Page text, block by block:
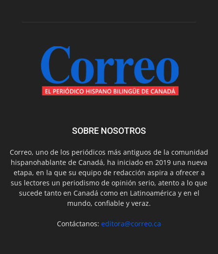
SOBRE NOSOTROS
Correo, uno de los periódicos más antiguos de la comunidad
hispanohablante de Canadá, ha iniciado en 2019 una nueva
etapa, en la que su equipo de redacción aspira a ofrecer a
sus lectores un periodismo de opinión serio, atento a lo que
sucede tanto en Canadá como en Latinoamérica y en el
mundo, confiable y veraz.
Contáctanos: editora@correo.ca